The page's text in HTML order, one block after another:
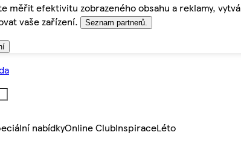
měřit efektivitu zobrazeného obsahu a reklamy,
vaše zařízení.
Seznam partnerů.
nabídkyOnline ClubInspiraceLéto